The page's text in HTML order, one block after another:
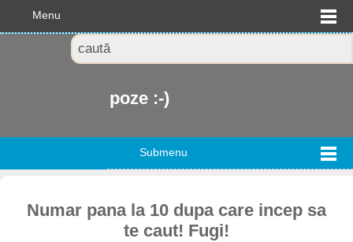
Menu
poze :-)
Submenu
Numar pana la 10 dupa care incep sa
te caut! Fugi!